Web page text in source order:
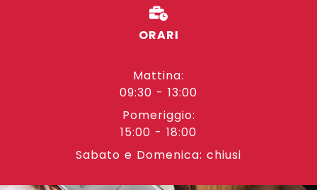
ORARI
Mattina:
09:30 - 13:00
Pomeriggio:
15:00 - 18:00
Sabato e Domenica: chiusi